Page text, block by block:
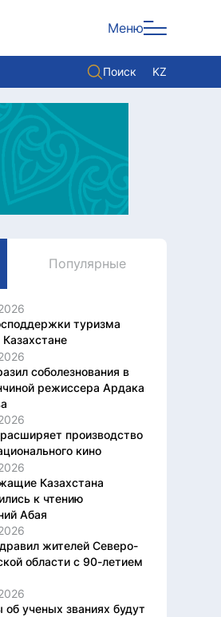
Меню
Поиск KZ
Популярные
туризма
соболезнования в
режиссера Ардака
производство
кино
Казахстана
к чтению
Абая
жителей Северо-
области с 90-летием
ученых званиях будут